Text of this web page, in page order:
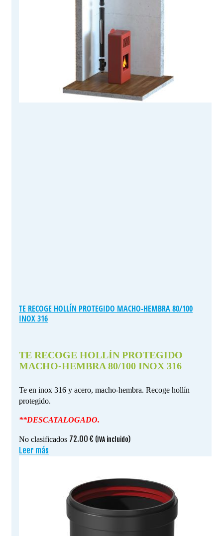
TE RECOGE HOLLÍN PROTEGIDO MACHO-HEMBRA 80/100
INOX 316
TE RECOGE HOLLÍN PROTEGIDO
MACHO-HEMBRA 80/100 INOX 316
Te en inox 316 y acero, macho-hembra. Recoge hollín
protegido.
**DESCATALOGADO.
No clasificados 72.00 € (IVA incluido)
Leer más